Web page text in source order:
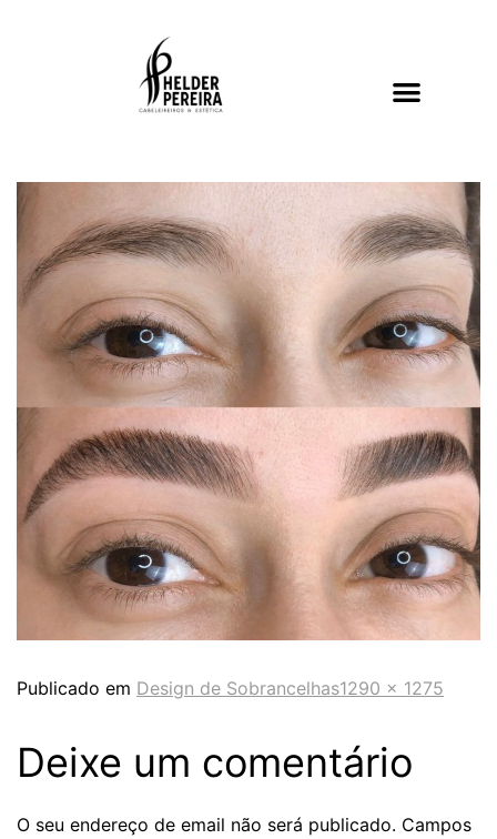
Publicado em Design de Sobrancelhas1290 × 1275
Deixe um comentário
O seu endereço de email não será publicado. Campos